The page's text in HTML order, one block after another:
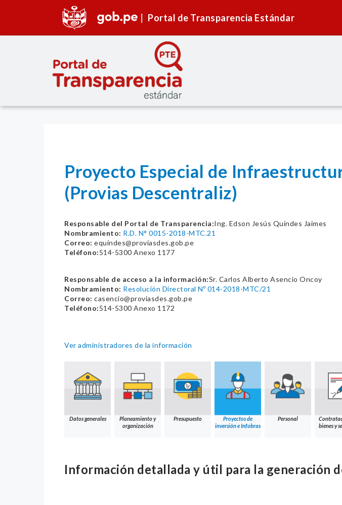
Portal de Transparencia Estándar
Proyecto Especial de
(Provias Descentraliz)
Responsable del Portal de Transparencia:Ing. Edson Jesús Quindes Jaimes
Nombramiento: R.D. N° 0015-2018-MTC.21
Correo: equindes@proviasdes.gob.pe
Teléfono:514-5300 Anexo 1177
Responsable de acceso a la información:Sr. Carlos Alberto Asencio Oncoy
Nombramiento: Resolución Directoral Nº 014-2018-MTC/21
Correo: casencio@proviasdes.gob.pe
Teléfono:514-5300 Anexo 1172
Ver administradores de la información
Datos generales
Planeamiento y
organización
Presupuesto
Proyectos de
inversión e Infobras
Personal
bienes y
Información detallada y útil para la generación